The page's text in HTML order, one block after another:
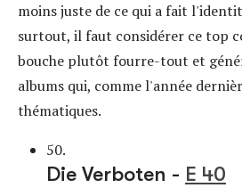
moins juste de ce qui a fait
surtout, il faut considérer ce top
bouche plutôt fourre-tout et
albums qui, comme l'année
thématiques.
50.
Die Verboten - E 40